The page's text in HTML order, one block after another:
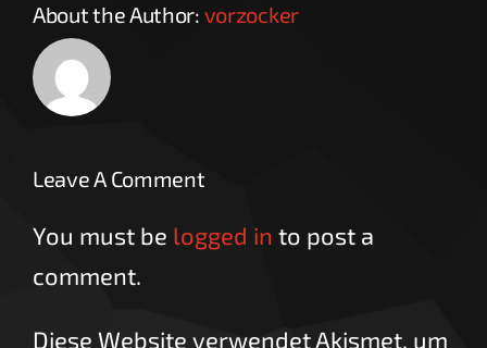
About the Author: vorzocker
Leave A Comment
You must be logged in to post a
comment.
Diese Website verwendet Akismet, um